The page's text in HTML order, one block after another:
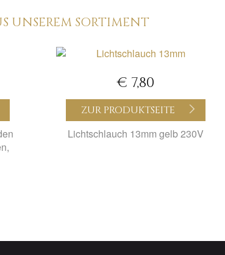
UNSEREM SORTIMENT
€ 7,80
ZUR PRODUKTSEITE
Lichtschlauch 13mm gelb 230V